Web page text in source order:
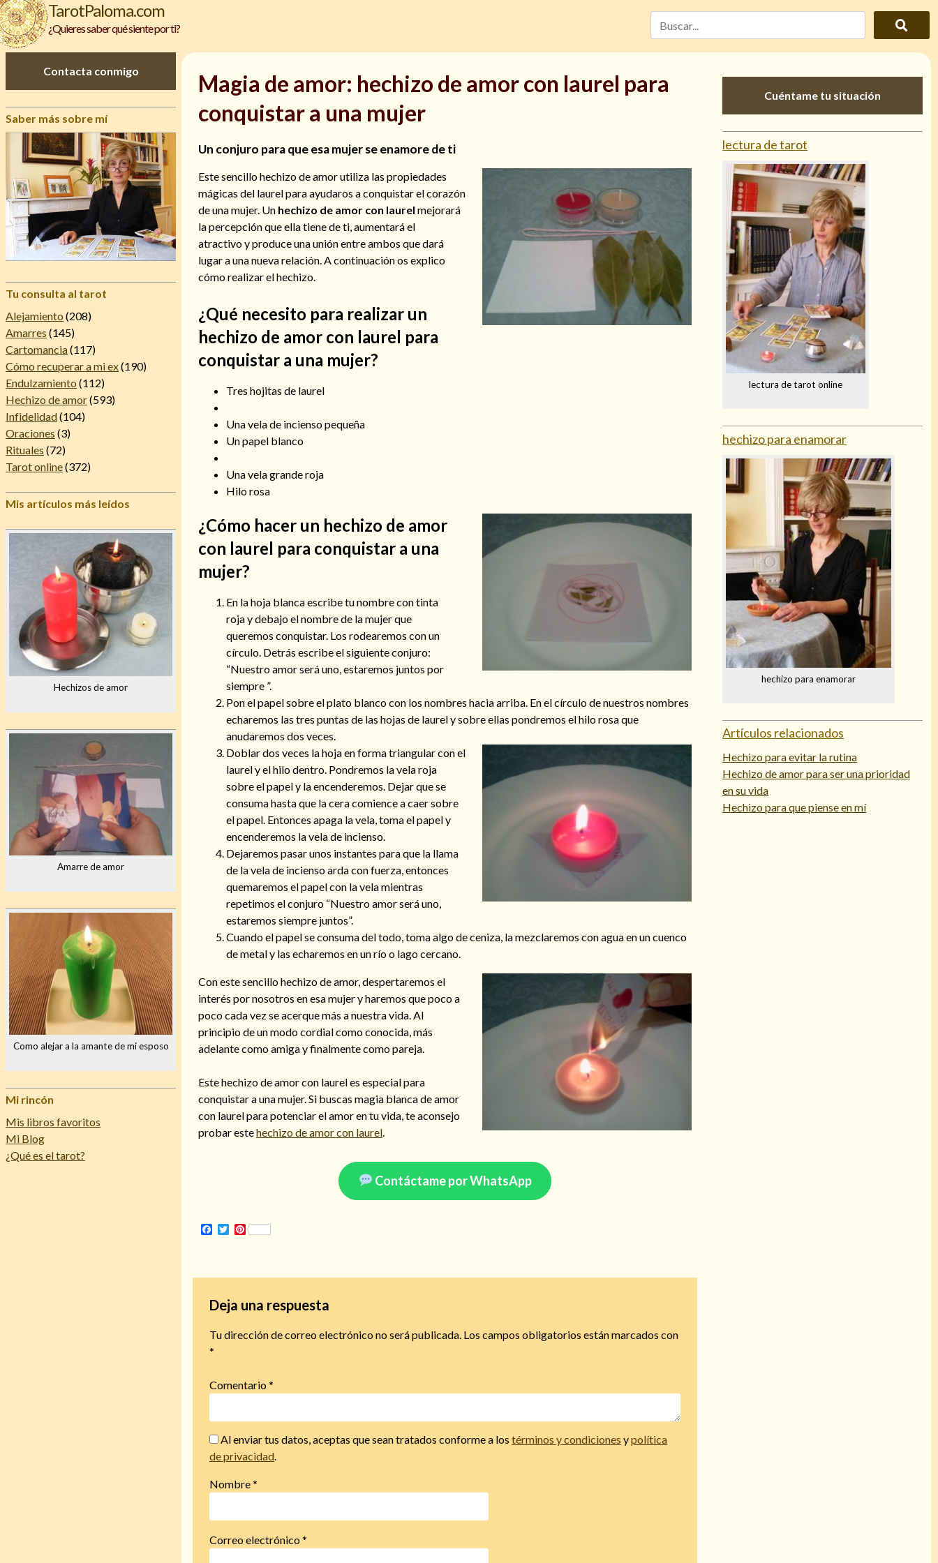
TarotPaloma.com
¿Quieres saber qué siente por ti?
Contacta conmigo
Saber más sobre mí
Tu consulta al tarot
Alejamiento (208)
Amarres (145)
Cartomancia(117)
Cómo recuperar a mi ex(190)
Endulzamiento (112)
Hechizo de amor(593)
Infidelidad(104)
Oraciones (3)
Rituales (72)
Tarot online(372)
Mis artículos más leídos
Hechizos de amor
Amarre de amor
Como alejar a la amante de mi esposo
Mi rincón
Mis libros favoritos
Mi Blog
¿Qué es el tarot?
Magia de amor: hechizo de amor con laurel para
conquistar a una mujer
Un conjuro para que esa mujer se enamore de ti
Este sencillo hechizo de amor utiliza las propiedades
mágicas del laurel para ayudaros a conquistar el corazón
de una mujer. Un hechizo de amor con laurel mejorará
la percepción que ella tiene de ti, aumentará el
atractivo y produce una unión entre ambos que dará
lugar a una nueva relación. A continuación os explico
cómo realizar el hechizo.
¿Qué necesito para realizar un
hechizo de amor con laurel para
conquistar a una mujer?
Tres hojitas de laurel
Una vela de incienso pequeña
Un papel blanco
Una vela grande roja
Hilo rosa
¿Cómo hacer un hechizo de amor
con laurel para conquistar a una
mujer?
En la hoja blanca escribe tu nombre con tinta
roja y debajo el nombre de la mujer que
queremos conquistar. Los rodearemos con un
círculo. Detrás escribe el siguiente conjuro:
“Nuestro amor será uno, estaremos juntos por
siempre ”.
Pon el papel sobre el plato blanco con los nombres hacia arriba. En el círculo de nuestros nombres
echaremos las tres puntas de las hojas de laurel y sobre ellas pondremos el hilo rosa que
anudaremos dos veces.
Doblar dos veces la hoja en forma triangular con el
laurel y el hilo dentro. Pondremos la vela roja
sobre el papel y la encenderemos. Dejar que se
consuma hasta que la cera comience a caer sobre
el papel. Entonces apaga la vela, toma el papel y
encenderemos la vela de incienso.
Dejaremos pasar unos instantes para que la llama
de la vela de incienso arda con fuerza, entonces
quemaremos el papel con la vela mientras
repetimos el conjuro “Nuestro amor será uno,
estaremos siempre juntos”.
Cuando el papel se consuma del todo, toma algo de ceniza, la mezclaremos con agua en un cuenco
de metal y las echaremos en un río o lago cercano.
Con este sencillo hechizo de amor, despertaremos el
interés por nosotros en esa mujer y haremos que poco a
poco cada vez se acerque más a nuestra vida. Al
principio de un modo cordial como conocida, más
adelante como amiga y finalmente como pareja.
Este hechizo de amor con laurel es especial para
conquistar a una mujer. Si buscas magia blanca de amor
con laurel para potenciar el amor en tu vida, te aconsejo
probar estehechizo de amor con laurel
Contáctame por WhatsApp
Facebook
TwitterPinterest
Deja una respuesta
Tu dirección de correo electrónico no será publicada. Los campos obligatorios están marcados con
*
Comentario*
Al enviar tus datos, aceptas que sean tratados conforme a los términos y condiciones ypolítica
de privacidad
Nombre*
Correo electrónico*
Cuéntame tu situación
lectura de tarot
lectura de tarot online
hechizo para enamorar
hechizo para enamorar
Artículos relacionados
Hechizo para evitar la rutina
Hechizo de amor para ser una prioridad
en su vida
Hechizo para que piense en mí